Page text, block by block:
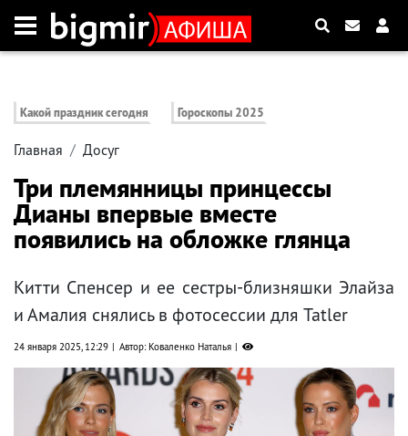
Какой праздник сегодня Гороскопы 2025
Главная Досуг
Три племянницы принцессы
Дианы впервые вместе
появились на обложке глянца
Китти Спенсер и ее сестры-близняшки Элайза
и Амалия снялись в фотосессии для Tatler
24 января 2025, 12:29 Автор: Коваленко Наталья